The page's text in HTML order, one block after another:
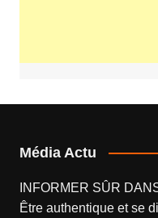
Média Actu
INFORMER SÛR
Être authentique et se